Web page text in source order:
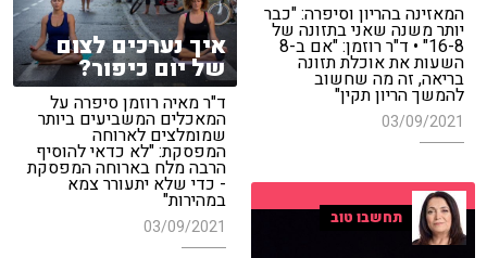
המאזינה בהריון וסיפרה: "כבר
יותר משנה שאני בתזונה של
16-8" • ד"ר רוזמן: "אם ב-8
השעות את אוכלת תזונה
בריאה, זה מה שחשוב
להמשך הריון תקין"
03/09/2021
איך נערכים לצום
של יום כיפור?
ד"ר מאיה רוזמן סיפרה על
המאכלים המשביעים ביותר
שמומלצים לארוחה
המפסקת: "לא כדאי להוסיף
הרבה מלח בארוחה המפסקת
- כדי שלא יתעורר צמא
במהירות"
03/09/2021 תחשבו טוב